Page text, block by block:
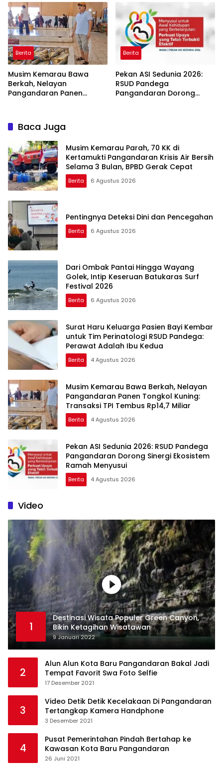
Ibu Kedua
Berita
Musim Kemarau Bawa
Berkah, Nelayan
Pangandaran Panen
Berita
Pekan ASI Sedunia 2026:
RSUD Pandega
Pangandaran Dorong
Baca Juga
Musim Kemarau Parah, 70 KK di
Kertamukti Pangandaran Krisis Air Bersih
Selama 3 Bulan, BPBD Gerak Cepat
Berita 6 Agustus 2026
Pentingnya Deteksi Dini dan Pencegahan
Berita 6 Agustus 2026
Dari Ombak Pantai Hingga Wayang
Golek, Intip Keseruan Batukaras Surf
Festival 2026
Berita 6 Agustus 2026
Surat Haru Keluarga Pasien Bayi Kembar
untuk Tim Perinatologi RSUD Pandega:
Perawat Adalah Ibu Kedua
Berita 4 Agustus 2026
Musim Kemarau Bawa Berkah, Nelayan
Pangandaran Panen Tongkol Kuning:
Transaksi TPI Tembus Rp14,7 Miliar
Berita 4 Agustus 2026
Pekan ASI Sedunia 2026: RSUD Pandega
Pangandaran Dorong Sinergi Ekosistem
Ramah Menyusui
Berita 4 Agustus 2026
Video
1
Destinasi Wisata Populer Green Canyon,
Bikin Ketagihan Wisatawan
9 Januari 2022
2
Alun Alun Kota Baru Pangandaran Bakal Jadi
Tempat Favorit Swa Foto Selfie
17 Desember 2021
3
Video Detik Detik Kecelakaan Di Pangandaran
Tertangkap Kamera Handphone
3 Desember 2021
4
Pusat Pemerintahan Pindah Bertahap ke
Kawasan Kota Baru Pangandaran
26 Juni 2021